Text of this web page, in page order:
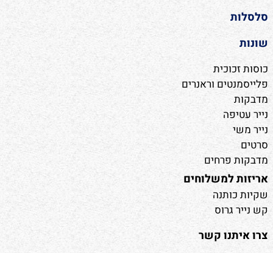
סלסלות
שונות
כוסות זכוכית
פלייסמנטים וראנרים
מדבקות
נייר עטיפה
נייר משי
סרטים
מדבקות פרחים
אריזות למשלוחים
שקיות כותנה
קש נייר גרוס
צרו איתנו קשר